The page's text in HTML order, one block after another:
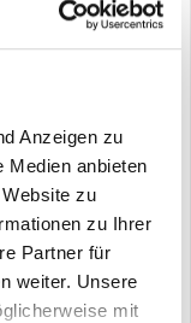
Anzeigen zu
Medien anbieten
zu
zu Ihrer
Partner für
weiter. Unsere
mit
um eine
Die Software
während des
Sicherheit zu
umstehende